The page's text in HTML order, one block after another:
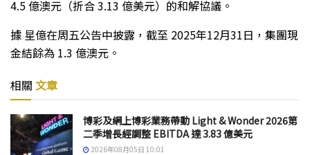
4.5 億澳元（折合 3.13 億美元）的和解協議。
據 星億在周五公告中披露，截至 2025年12月31日，集團現
金結餘為 1.3 億澳元。
相關 文章
博彩及網上博彩業務帶動 Light & Wonder 2026第
二季增長經調整 EBITDA 達 3.83 億美元
2026年08月05日 10:01